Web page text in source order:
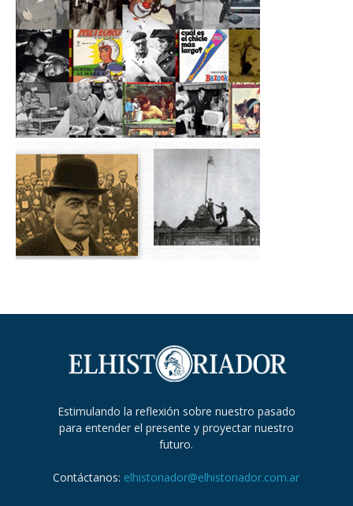
Estimulando la reflexión sobre nuestro pasado
para entender el presente y proyectar nuestro
futuro.
Contáctanos: elhistoriador@elhistoriador.com.ar